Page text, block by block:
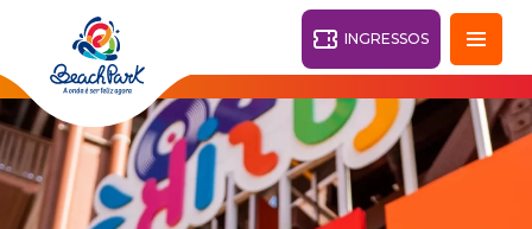
Fortaleza - CE 28°
INGRESSOS